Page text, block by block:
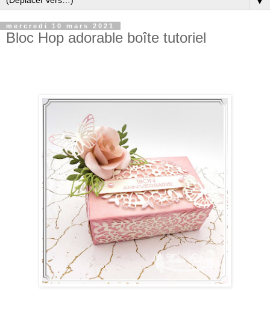
mercredi 10 mars 2021
Bloc Hop adorable boîte tutoriel